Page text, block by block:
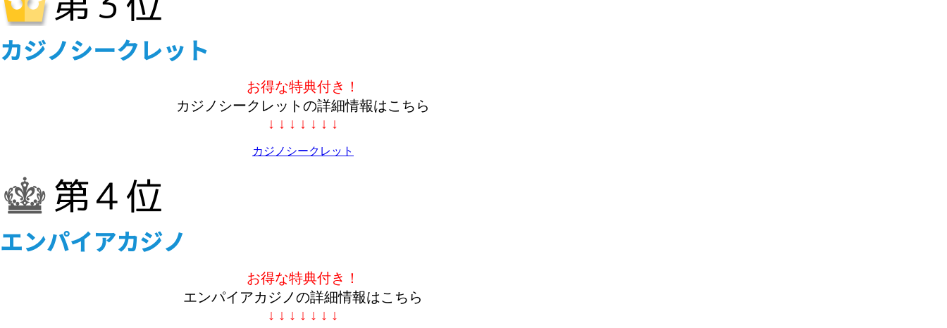
お得な特典付き！
カジノシークレットの詳細情報はこちら
↓ ↓ ↓ ↓ ↓ ↓ ↓
カジノシークレット
お得な特典付き！
エンパイアカジノの詳細情報はこちら
↓ ↓ ↓ ↓ ↓ ↓ ↓